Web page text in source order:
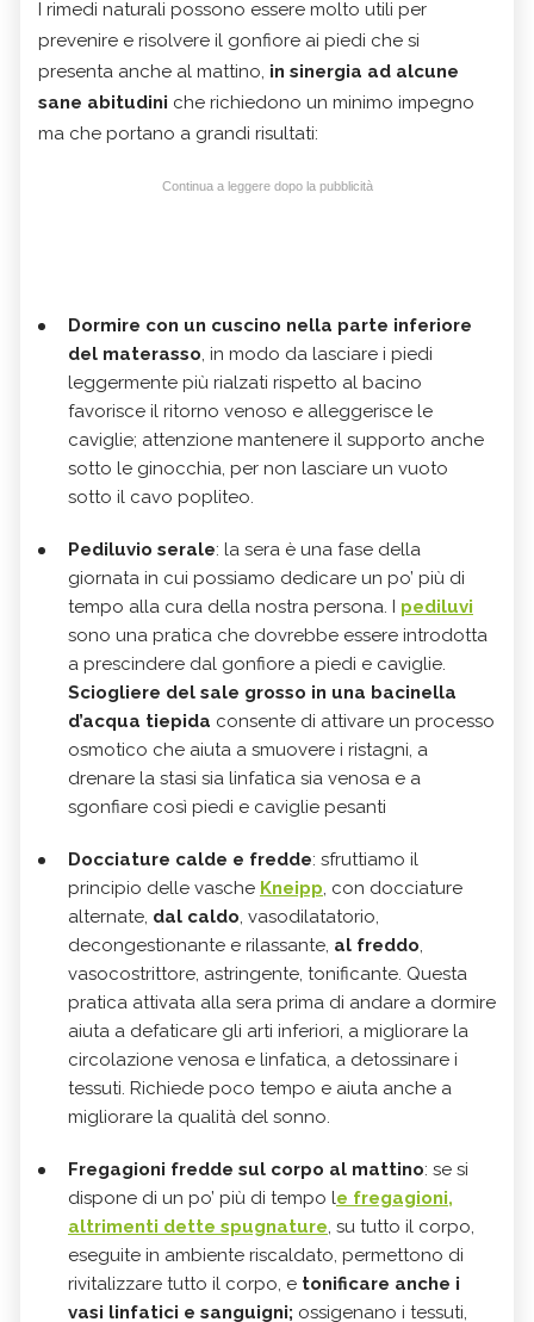
I rimedi naturali possono essere molto utili per
prevenire e risolvere il gonfiore ai piedi che si
presenta anche al mattino, in sinergia ad alcune
sane abitudini che richiedono un minimo impegno
ma che portano a grandi risultati:
Continua a leggere dopo la pubblicità
Dormire con un cuscino nella parte inferiore
del materasso, in modo da lasciare i piedi
leggermente più rialzati rispetto al bacino
favorisce il ritorno venoso e alleggerisce le
caviglie; attenzione mantenere il supporto anche
sotto le ginocchia, per non lasciare un vuoto
sotto il cavo popliteo.
Pediluvio serale: la sera è una fase della
giornata in cui possiamo dedicare un po’ più di
tempo alla cura della nostra persona. I pediluvi
sono una pratica che dovrebbe essere introdotta
a prescindere dal gonfiore a piedi e caviglie.
Sciogliere del sale grosso in una bacinella
d’acqua tiepida consente di attivare un processo
osmotico che aiuta a smuovere i ristagni, a
drenare la stasi sia linfatica sia venosa e a
sgonfiare così piedi e caviglie pesanti
Docciature calde e fredde: sfruttiamo il
principio delle vasche Kneipp, con docciature
alternate, dal caldo, vasodilatatorio,
decongestionante e rilassante, al freddo,
vasocostrittore, astringente, tonificante. Questa
pratica attivata alla sera prima di andare a dormire
aiuta a defaticare gli arti inferiori, a migliorare la
circolazione venosa e linfatica, a detossinare i
tessuti. Richiede poco tempo e aiuta anche a
migliorare la qualità del sonno.
Fregagioni fredde sul corpo al mattino: se si
dispone di un po’ più di tempo le fregagioni,
altrimenti dette spugnature, su tutto il corpo,
eseguite in ambiente riscaldato, permettono di
rivitalizzare tutto il corpo, e tonificare anche i
vasi linfatici e sanguigni; ossigenano i tessuti,